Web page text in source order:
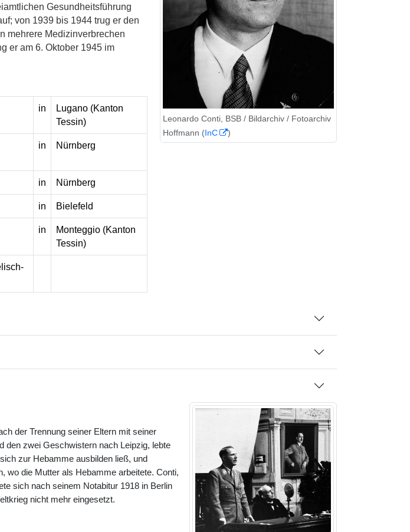
Gesundheitsführung
von 1939 bis 1944 trug er den
mehrere Medizinverbrechen
er am 6. Oktober 1945 im
in
Lugano (Kanton
Tessin)
in Nürnberg
in Nürnberg
in Bielefeld
in
Monteggio (Kanton
Tessin)
Leonardo Conti, BSB / Bildarchiv / Fotoarchiv
Hoffmann (InC )
der Trennung seiner Eltern mit seiner
den zwei Geschwistern nach Leipzig, lebte
zur Hebamme ausbilden ließ, und
wo die Mutter als Hebamme arbeitete. Conti,
sich nach seinem Notabitur 1918 in Berlin
nicht mehr eingesetzt.